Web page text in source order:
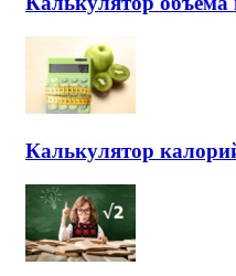
Калькулятор